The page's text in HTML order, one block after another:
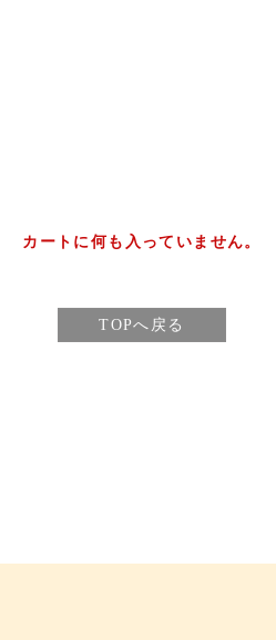
カートに何も入っていません。
TOPへ戻る